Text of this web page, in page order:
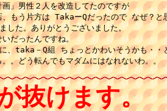
」男性２人を改造してたのですが
、もう片方は TakaーQだったので なぜ？と
した。ありがとうございました。
だったんですね。
、taka－Q組 ちょっとかわいそうかも・・
。。どう転んでもマダムにはなれないわ。。
抜けます。